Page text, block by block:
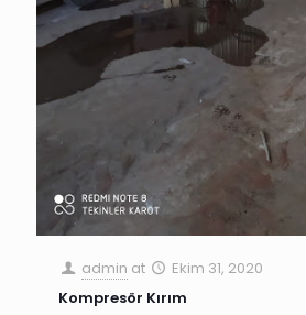
admin at
Ekim 31, 2020
Kompresör Kırım